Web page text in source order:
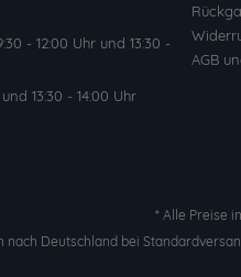
- 12:00 Uhr und 13:30 -
13:30 - 14:00 Uhr
AGB
* Alle Preise
nach Deutschland bei